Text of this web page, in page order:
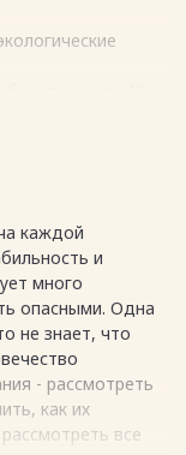
каждой
и
много
опасными. Одна
не знает, что
- рассмотреть
как их
все